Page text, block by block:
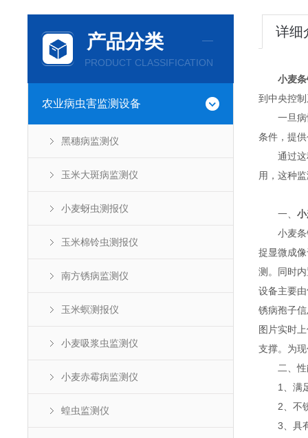
产品分类
PRODUCT CLASSIFICATION
农业病虫害监测设备
黑穗病监测仪
玉米大斑病监测仪
小麦蚜虫测报仪
玉米棉铃虫测报仪
南方锈病监测仪
玉米螟测报仪
小麦吸浆虫监测仪
小麦赤霉病监测仪
蝗虫监测仪
详细
小麦
到中央控
一旦病情
条件，提
通过这种
用，这种
一、
小麦条锈
捉显微成
测。同时
设备主要
锈病孢子
图片实时
支撑。为
二、性
1、满足
2、不锈
3、具有